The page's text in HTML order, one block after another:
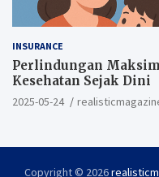
INSURANCE
Perlindungan
Kesehatan Sejak Dini
2025-05-24
Copyright © 2026